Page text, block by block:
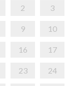
2 3
9 10
16 17
23 24